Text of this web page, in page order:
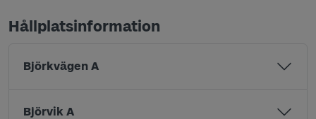
Hållplatsinformation
Björkvägen A
Björvik A